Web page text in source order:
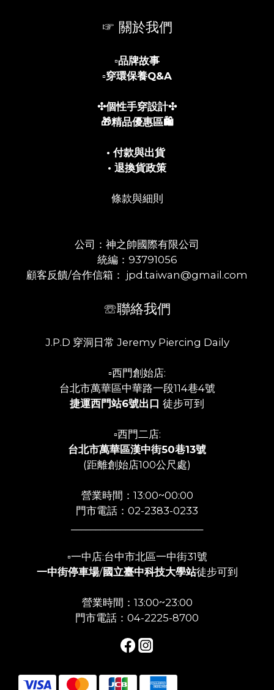
☞ 關於我們
▫️品牌故事
▫️穿環保養Q&A
✣個性手穿設計✣
🎁精品優惠區🛍️
• 付款與出貨
• 退換貨政策
條款與細則
公司：神之帥國際有限公司
統編：93791056
顧客反饋/合作信箱： jpd.taiwan@gmail.com
☏聯絡我們
J.P.D 穿洞日常 Jeremy Piercing Daily
▫️西門創始店:
台北市萬華區中華路一段114巷4號
捷運西門站6號出口 徒步可到
▫️西門二店:
台北市萬華區漢中街50巷13號
(距離創始店100公尺處)
營業時間：13:00~00:00
門市電話：02-2383-0233
▫️一中店:台中市北區一中街31號
一中街停車場/國立臺中科技大學站徒步可到
營業時間：13:00~23:00
門市電話：04-2225-8700